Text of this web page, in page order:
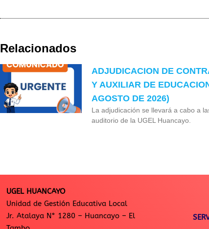
Relacionados
ADJUDICACION DE
Y AUXILIAR DE
AGOSTO DE 2026)
La adjudicación se llevará a cabo a
auditorio de la UGEL Huancayo.
UGEL HUANCAYO
Unidad de Gestión Educativa Local
Jr. Atalaya N° 1280 – Huancayo – El